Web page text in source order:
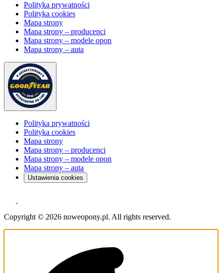
Polityka prywatności
Polityka cookies
Mapa strony
Mapa strony – producenci
Mapa strony – modele opon
Mapa strony – auta
Polityka prywatności
Polityka cookies
Mapa strony
Mapa strony – producenci
Mapa strony – modele opon
Mapa strony – auta
Ustawienia cookies
Copyright © 2026 noweopony.pl. All rights reserved.